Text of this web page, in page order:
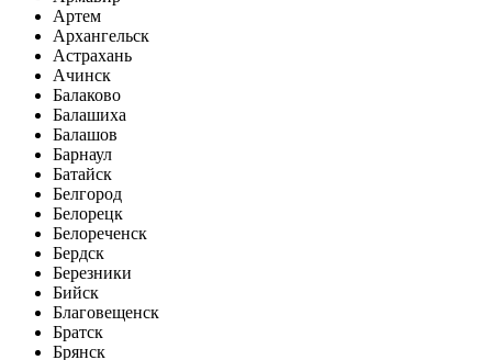
Артем
Архангельск
Астрахань
Ачинск
Балаково
Балашиха
Балашов
Барнаул
Батайск
Белгород
Белорецк
Белореченск
Бердск
Березники
Бийск
Благовещенск
Братск
Брянск